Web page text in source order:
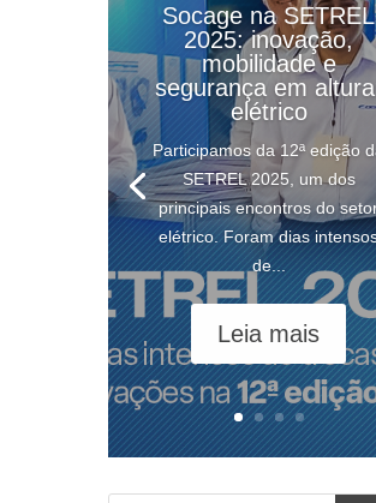
Socage na SETREL
2025: inovação,
mobilidade e
segurança em
elétrico
Participamos da 12ª edição
SETREL 2025, um dos
principais encontros do
elétrico. Foram dias
de...
Leia mais